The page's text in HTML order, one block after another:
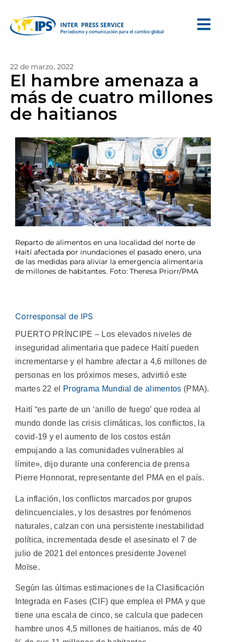
22 de marzo, 2022
El hambre amenaza a
más de cuatro millones
de haitianos
Reparto de alimentos en una localidad del norte de
Haití afectada por inundaciones el pasado enero, una
de las medidas para aliviar la emergencia alimentaria
de millones de habitantes. Foto: Theresa Priorr/PMA
Corresponsal de IPS
PUERTO PRÍNCIPE – Los elevados niveles de
inseguridad alimentaria que padece Haití pueden
incrementarse y el hambre afectar a 4,6 millones de
personas en los próximos meses, advirtió este
martes 22 el
Programa Mundial de alimentos (PMA).
Haití “es parte de un ‘anillo de fuego’ que rodea al
mundo donde las crisis climáticas, los conflictos, la
covid-19 y el aumento de los costos están
empujando a las comunidades vulnerables al
límite», dijo durante una conferencia de prensa
Pierre Honnorat, representante del PMA en el país.
La inflación, los conflictos marcados por grupos
delincuenciales, y los desastres por fenómenos
naturales, calzan con una persistente inestabilidad
política, incrementada desde el asesinato el 7 de
julio de 2021 del entonces presidente Jovenel
Moïse.
Según las últimas estimaciones de la Clasificación
Integrada en Fases (CIF) que emplea el PMA y que
tiene una escala de cinco, se calcula que padecen
hambre unos 4,5 millones de haitianos, más de 40